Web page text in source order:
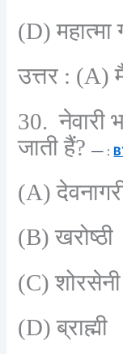
(D)महात्मा
उत्तर : (A)
30.नेवारी
जाती हैं?— :
(A)
(B)खरोष्ठी
(C)शोरसेनी
(D)ब्राह्मी